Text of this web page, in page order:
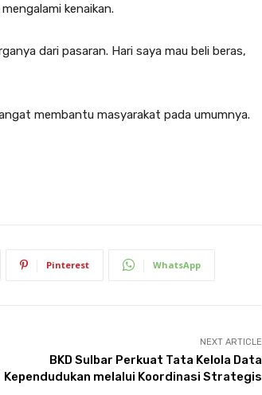
kenaikan.
dari pasaran. Hari saya mau beli beras,
membantu masyarakat pada umumnya.
Pinterest WhatsApp
NEXT ARTICLE
BKD Sulbar Perkuat Tata Kelola Data
Kependudukan melalui Koordinasi Strategis